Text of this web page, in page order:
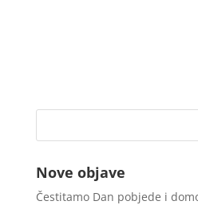
Nove objave
Čestitamo Dan pobjede i